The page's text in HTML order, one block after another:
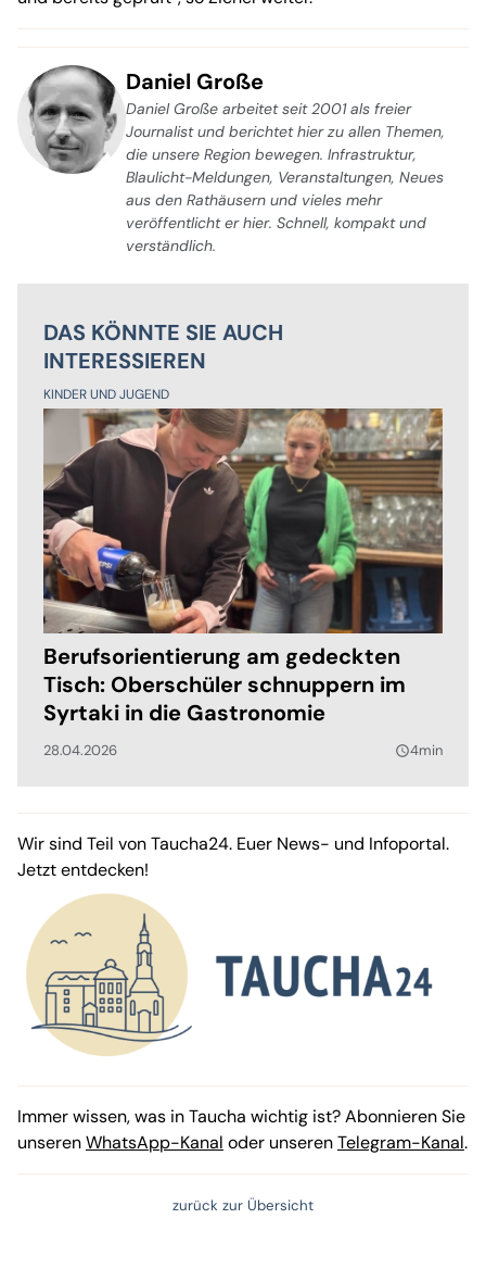
Daniel Große
Daniel Große arbeitet seit 2001 als freier
Journalist und berichtet hier zu allen Themen,
die unsere Region bewegen. Infrastruktur,
Blaulicht-Meldungen, Veranstaltungen, Neues
aus den Rathäusern und vieles mehr
veröffentlicht er hier. Schnell, kompakt und
verständlich.
DAS KÖNNTE SIE AUCH
INTERESSIEREN
KINDER UND JUGEND
Berufsorientierung am gedeckten
Tisch: Oberschüler schnuppern im
Syrtaki in die Gastronomie
28.04.2026 query_builder4min
Wir sind Teil von Taucha24. Euer News- und Infoportal.
Jetzt entdecken!
Immer wissen, was in Taucha wichtig ist? Abonnieren Sie
unserenWhatsApp-Kanal oder unserenTelegram-Kanal.
zurück zur Übersicht